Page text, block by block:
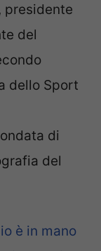
, presidente
del
dello Sport
di
del
è in mano